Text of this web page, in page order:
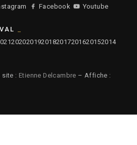
Facebook Youtube
2020201920182017201620152014
site : Etienne Delcambre – Affiche :